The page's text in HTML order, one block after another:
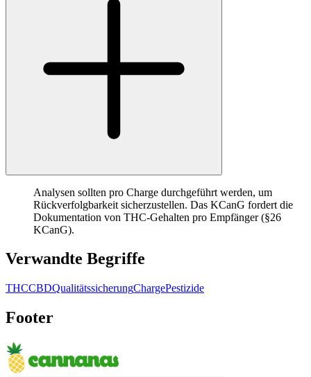
Analysen sollten pro Charge durchgeführt werden, um
Rückverfolgbarkeit sicherzustellen. Das KCanG fordert die
Dokumentation von THC-Gehalten pro Empfänger (§26
KCanG).
Verwandte Begriffe
THCCBDQualitätssicherungChargePestizide
Footer